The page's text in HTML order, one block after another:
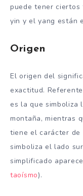
puede tener ciertos
yin y el yang están
Origen
El origen del
exactitud.
es la que simboliza
montaña, mientras
tiene el carácter de
simboliza el lado
simplificado
taoísmo).